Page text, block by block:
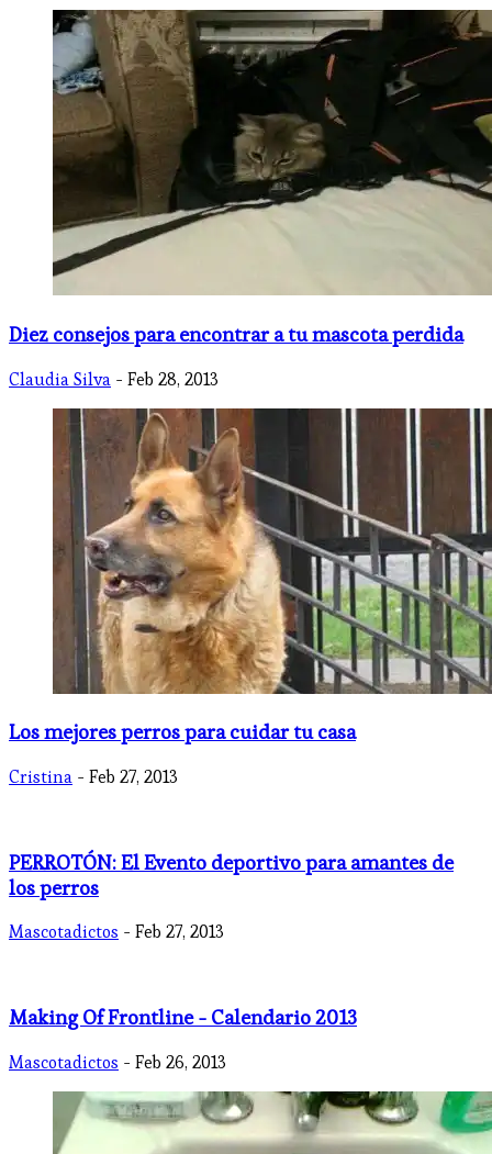
Diez consejos para encontrar a tu mascota perdida
Claudia Silva - Feb 28, 2013
Los mejores perros para cuidar tu casa
Cristina - Feb 27, 2013
PERROTÓN: El Evento deportivo para amantes de
los perros
Mascotadictos - Feb 27, 2013
Making Of Frontline - Calendario 2013
Mascotadictos - Feb 26, 2013